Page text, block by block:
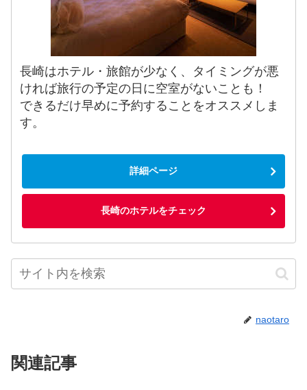
長崎はホテル・旅館が少なく、タイミングが悪
ければ旅行の予定の日に空室がないことも！
できるだけ早めに予約することをオススメしま
す。
詳細ページ
長崎のホテルをチェック
naotaro
関連記事